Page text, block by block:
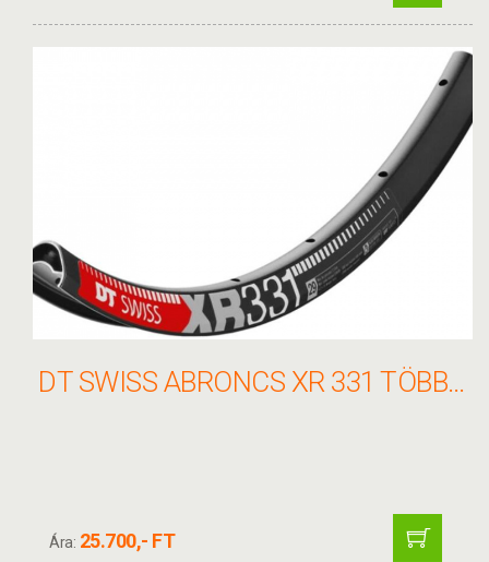
DT SWISS ABRONCS XR 331 TÖBB MÉRET
Ára: 25.700,- FT